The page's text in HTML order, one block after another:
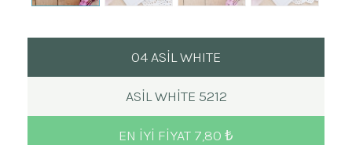
04 ASİL WHITE
ASIL WHITE 5212
EN IYI FIYAT 7,80 ₺